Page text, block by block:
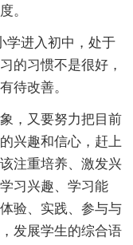
。
学进入初中，处于
的习惯不是很好，
待改善。
，又要努力把目前
兴趣和信心，赶上
注重培养、激发兴
习兴趣、学习能
验、实践、参与与
发展学生的综合语